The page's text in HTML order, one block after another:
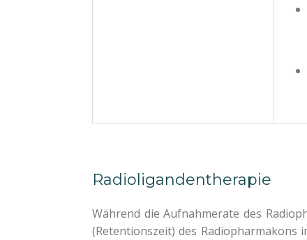
Radioligandentherapie
Während die Aufnahmerate des
(Retentionszeit) des Radiopharmakons